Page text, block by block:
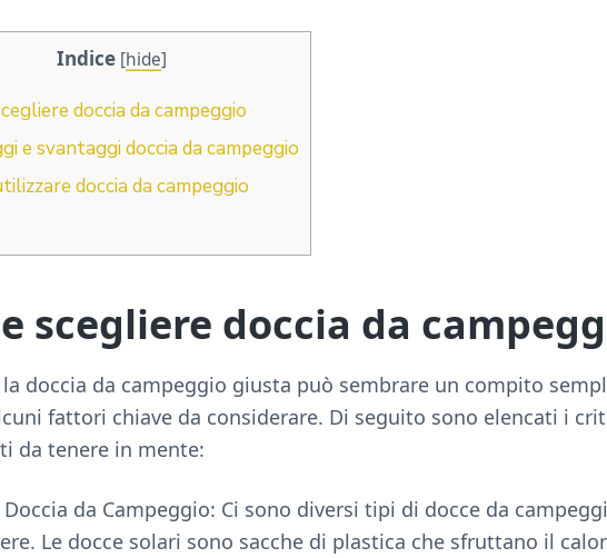
Indice [hide]
doccia da campeggio
e svantaggi doccia da campeggio
doccia da campeggio
scegliere doccia da
la doccia da campeggio giusta può sembrare un compito
fattori chiave da considerare. Di seguito sono elencati i
da tenere in mente:
Doccia da Campeggio: Ci sono diversi tipi di docce da
Le docce solari sono sacche di plastica che sfruttano il